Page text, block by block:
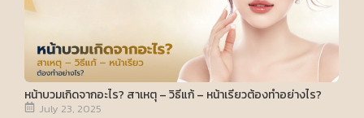
หน้าบวมเกิดจากอะไร? สาเหตุ – วิธีแก้ – หน้าเรียวต้องทำอย่างไร?
July 23, 2025